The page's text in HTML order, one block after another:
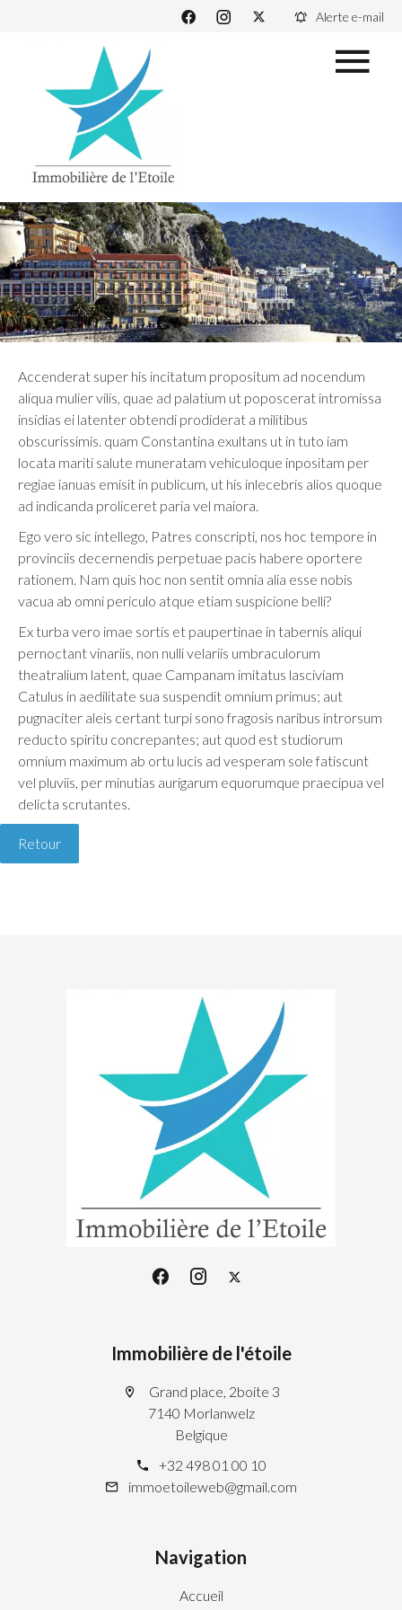
Alerte e-mail
Accenderat super his incitatum propositum ad nocendum
aliqua mulier vilis, quae ad palatium ut poposcerat intromissa
insidias ei latenter obtendi prodiderat a militibus
obscurissimis. quam Constantina exultans ut in tuto iam
locata mariti salute muneratam vehiculoque inpositam per
regiae ianuas emisit in publicum, ut his inlecebris alios quoque
ad indicanda proliceret paria vel maiora.
Ego vero sic intellego, Patres conscripti, nos hoc tempore in
provinciis decernendis perpetuae pacis habere oportere
rationem. Nam quis hoc non sentit omnia alia esse nobis
vacua ab omni periculo atque etiam suspicione belli?
Ex turba vero imae sortis et paupertinae in tabernis aliqui
pernoctant vinariis, non nulli velariis umbraculorum
theatralium latent, quae Campanam imitatus lasciviam
Catulus in aedilitate sua suspendit omnium primus; aut
pugnaciter aleis certant turpi sono fragosis naribus introrsum
reducto spiritu concrepantes; aut quod est studiorum
omnium maximum ab ortu lucis ad vesperam sole fatiscunt
vel pluviis, per minutias aurigarum equorumque praecipua vel
delicta scrutantes.
Retour
Immobilière de l'étoile
Grand place, 2boite 3
7140 Morlanwelz
Belgique
+32 498 01 00 10
immoetoileweb@gmail.com
Navigation
Accueil